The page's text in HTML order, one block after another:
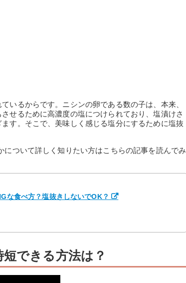
いるからです。ニシンの卵である数の子は、本来、
せるために高濃度の塩につけられており、塩漬けさ
す。そこで、美味しく感じる塩分にするために塩抜
ついて詳しく知りたい方はこちらの記事を読んでみ
な食べ方？塩抜きしないでOK？
できる方法は？